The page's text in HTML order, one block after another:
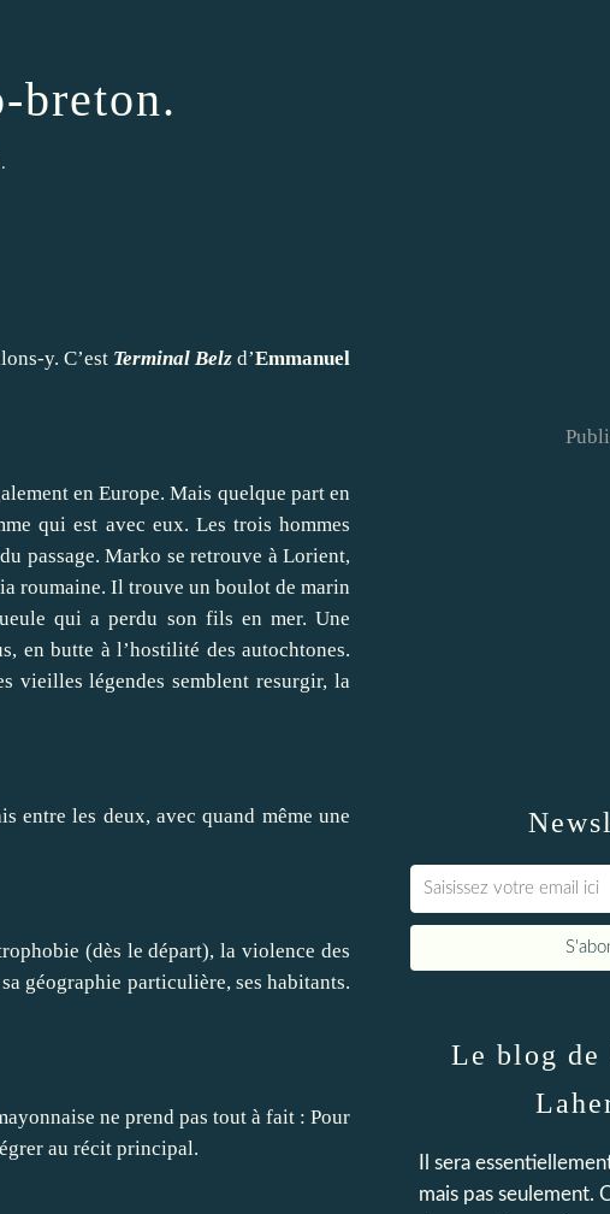
breton.
y. C’est Terminal Belzd’Emmanuel
en Europe. Mais quelque part en
qui est avec eux. Les trois hommes
passage. Marko se retrouve à Lorient,
roumaine. Il trouve un boulot de marin
qui a perdu son fils en mer. Une
en butte à l’hostilité des autochtones.
vieilles légendes semblent resurgir, la
entre les deux, avec quand même une
(dès le départ), la violence des
géographie particulière, ses habitants.
ne prend pas tout à fait : Pour
au récit principal.
Le blog de
Il sera
mais pas seulement.